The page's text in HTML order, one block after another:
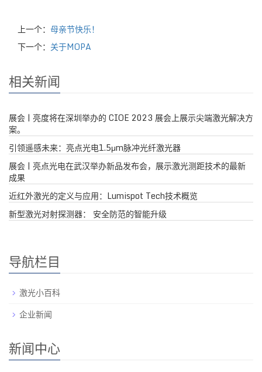
上一个： 母亲节快乐！
下一个： 关于MOPA
相关新闻
展会 | 亮度将在深圳举办的 CIOE 2023 展会上展示尖端激光解决方
案。
引领遥感未来：亮点光电1.5μm脉冲光纤激光器
展会 | 亮点光电在武汉举办新品发布会，展示激光测距技术的最新
成果
近红外激光的定义与应用：Lumispot Tech技术概览
新型激光对射探测器： 安全防范的智能升级
导航栏目
激光小百科
企业新闻
新闻中心